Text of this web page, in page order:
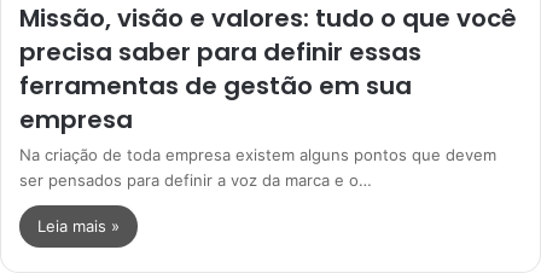
Missão, visão e valores: tudo o que você
precisa saber para definir essas
ferramentas de gestão em sua
empresa
Na criação de toda empresa existem alguns pontos que devem
ser pensados para definir a voz da marca e o…
Leia mais »